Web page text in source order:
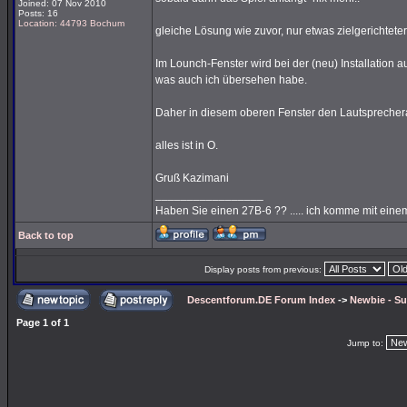
Joined: 07 Nov 2010
Posts: 16
Location: 44793 Bochum
gleiche Lösung wie zuvor, nur etwas
Im Lounch-Fenster wird bei der (neu) Installation
was auch ich übersehen habe.
Daher in diesem oberen Fenster den
alles ist in O.
Gruß Kazimani
Haben Sie einen 27B-6 ?? ..... ich komme mit
Back to top
Display posts from previous:
Descentforum.DE Forum Index -> Newbie -
Page 1 of 1
Jump to: